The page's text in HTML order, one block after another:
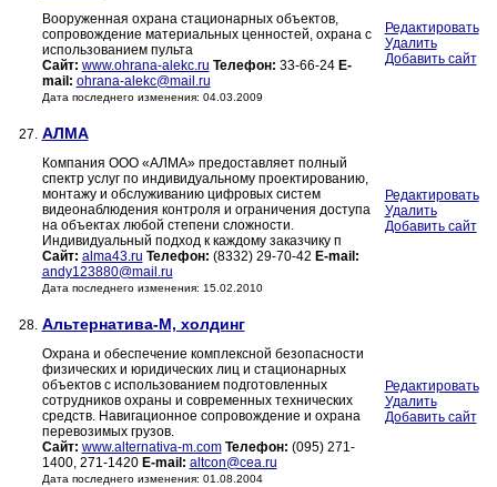
Вооруженная охрана стационарных объектов,
сопровождение материальных ценностей, охрана с
использованием пульта
Сайт: www.ohrana-alekc.ru Телефон: 33-66-24 E-
mail: ohrana-alekc@mail.ru
Дата последнего изменения: 04.03.2009
Редактировать
Удалить
Добавить сайт
27. АЛМА
Компания ООО «АЛМА» предоставляет полный
спектр услуг по индивидуальному проектированию,
монтажу и обслуживанию цифровых систем
видеонаблюдения контроля и ограничения доступа
на объектах любой степени сложности.
Индивидуальный подход к каждому заказчику п
Сайт: alma43.ru Телефон: (8332) 29-70-42 E-mail:
andy123880@mail.ru
Дата последнего изменения: 15.02.2010
Редактировать
Удалить
Добавить сайт
28. Альтернатива-М, холдинг
Охрана и обеспечение комплексной безопасности
физических и юридических лиц и стационарных
объектов с использованием подготовленных
сотрудников охраны и современных технических
средств. Навигационное сопровождение и охрана
перевозимых грузов.
Сайт: www.alternativa-m.com Телефон: (095) 271-
1400, 271-1420 E-mail: altcon@cea.ru
Дата последнего изменения: 01.08.2004
Редактировать
Удалить
Добавить сайт